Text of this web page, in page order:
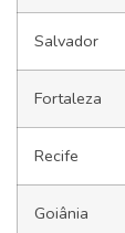
Salvador
Fortaleza
Recife
Goiânia